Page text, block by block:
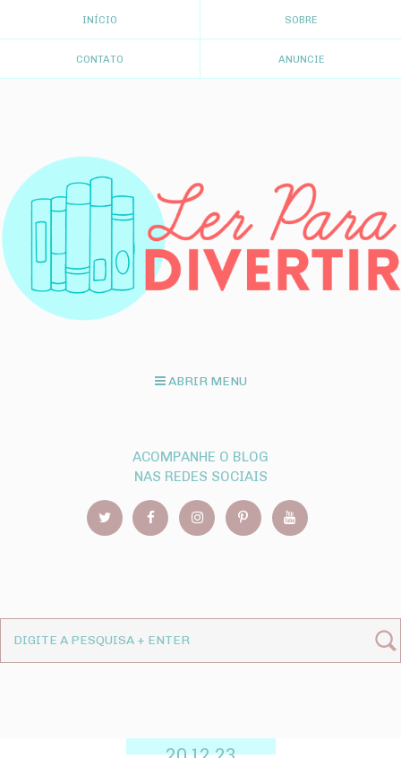
INÍCIO SOBRE
CONTATO ANUNCIE
ABRIR MENU
ACOMPANHE O BLOG
NAS REDES SOCIAIS